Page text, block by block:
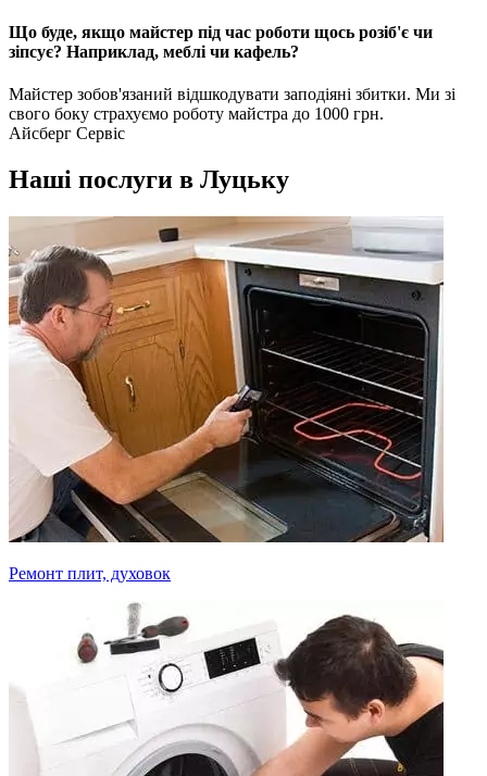
Що буде, якщо майстер під час роботи щось розіб'є чи
зіпсує? Наприклад, меблі чи кафель?
Майстер зобов'язаний відшкодувати заподіяні збитки. Ми зі
свого боку страхуємо роботу майстра до 1000 грн.
Айсберг Сервіс
Наші послуги в Луцьку
Ремонт плит, духовок